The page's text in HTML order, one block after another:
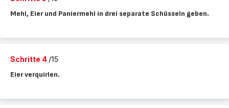
Mehl, Eier und Paniermehl in drei separate Schüsseln geben.
Schritte 4 /15
Eier verquirlen.